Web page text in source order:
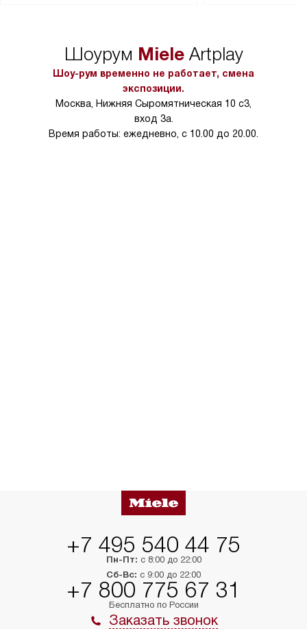
в условиях
тарифы на услуги
Шоурум MieleArtplay
Шоу-рум временно не работает, смена
экспозиции.
Москва, Нижняя Сыромятническая 10 с3,
вход 3а.
Время работы: ежедневно, с 10.00 до 20.00.
+7 495 540 44 75
Пн-Пт: с 8:00 до 22:00
Сб-Вс: с 9:00 до 22:00
+7 800 775 67 31
Бесплатно по России
Заказать звонок